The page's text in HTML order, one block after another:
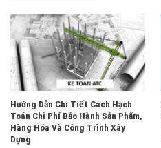
Hướng Dẫn Chi Tiết Cách Hạch
Toán Chi Phí Bảo Hành Sản Phẩm,
Hàng Hóa Và Công Trình Xây
Dựng